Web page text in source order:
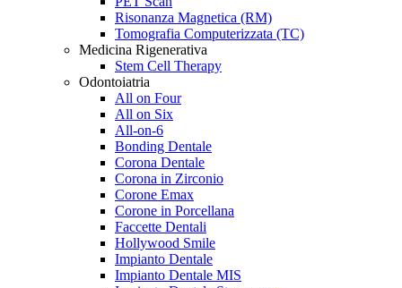
Risonanza Magnetica (RM)
Tomografia Computerizzata (TC)
Medicina Rigenerativa
Stem Cell Therapy
Odontoiatria
All on Four
All on Six
All-on-6
Bonding Dentale
Corona Dentale
Corona in Zirconio
Corone Emax
Corone in Porcellana
Faccette Dentali
Hollywood Smile
Impianto Dentale
Impianto Dentale MIS